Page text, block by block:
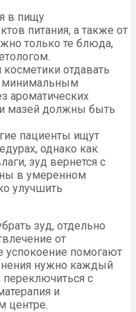
в пищу
питания, а также от
только те блюда,
отдавать
минимальным
ароматических
мазей должны быть
пациенты ищут
однако как
зуд вернется с
в умеренном
улучшить
зуд, отдельно
от
помогают
нужно каждый
с
и
центре.